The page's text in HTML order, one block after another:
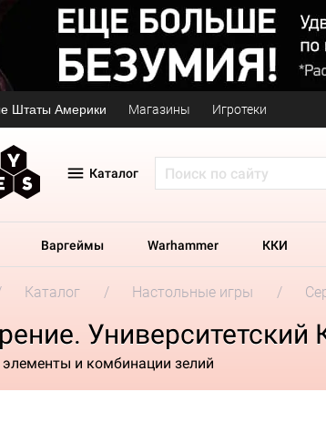
Штаты Америки Магазины Игротеки
Каталог
Варгеймы Warhammer ККИ
Каталог Настольные игры
Университетский
и комбинации зелий